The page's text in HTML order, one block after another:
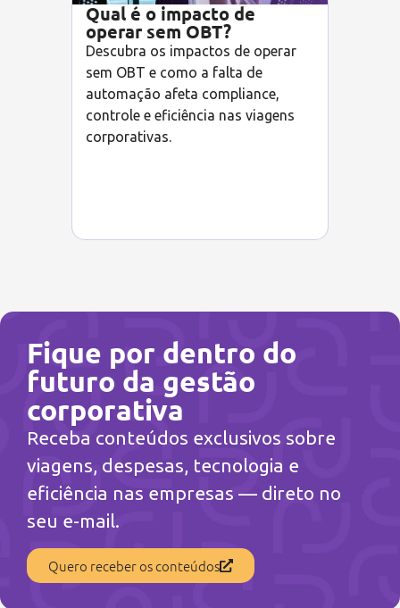
Qual é o impacto de
operar sem OBT?
Descubra os impactos de operar
sem OBT e como a falta de
automação afeta compliance,
controle e eficiência nas viagens
corporativas.
Fique por dentro do
futuro da gestão
corporativa
Receba conteúdos exclusivos sobre
viagens, despesas, tecnologia e
eficiência nas empresas — direto no
seu e-mail.
Quero receber os conteúdos